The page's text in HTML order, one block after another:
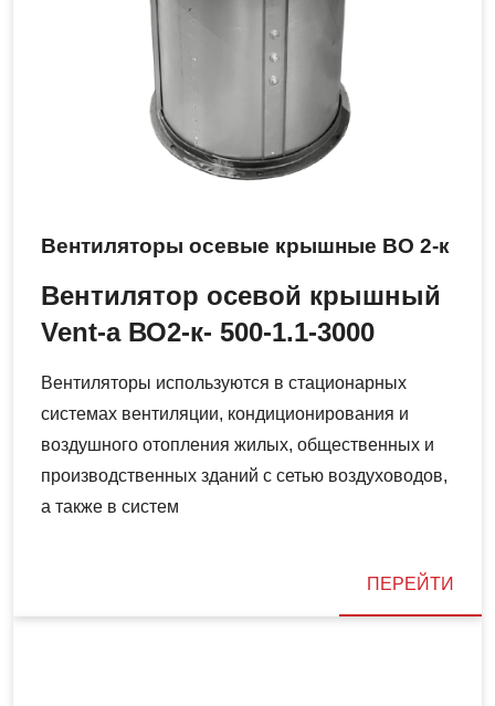
Вентиляторы осевые крышные ВО 2-к
Вентилятор осевой крышный
Vent-a ВО2-к- 500-1.1-3000
Вентиляторы используются в стационарных
системах вентиляции, кондиционирования и
воздушного отопления жилых, общественных и
производственных зданий с сетью воздуховодов,
а также в систем
ПЕРЕЙТИ